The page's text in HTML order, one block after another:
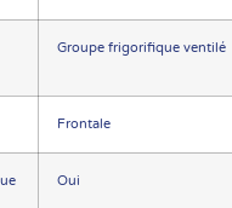
Groupe frigorifique ventilé
Frontale
Oui